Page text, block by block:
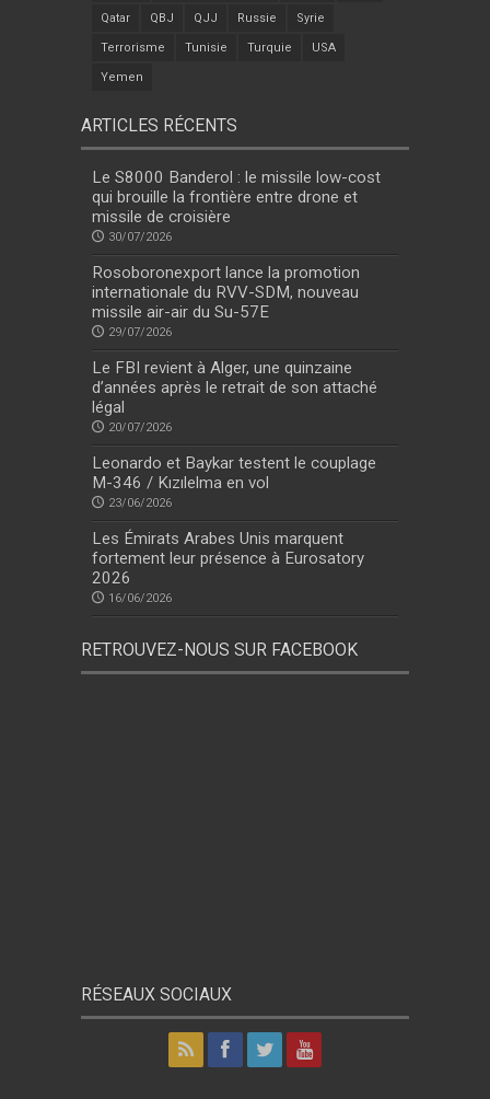
Qatar QBJ QJJ Russie Syrie
Terrorisme Tunisie Turquie USA
Yemen
ARTICLES RÉCENTS
Le S8000 Banderol : le missile low-cost
qui brouille la frontière entre drone et
missile de croisière
30/07/2026
Rosoboronexport lance la promotion
internationale du RVV-SDM, nouveau
missile air-air du Su-57E
29/07/2026
Le FBI revient à Alger, une quinzaine
d’années après le retrait de son attaché
légal
20/07/2026
Leonardo et Baykar testent le couplage
M-346 / Kızılelma en vol
23/06/2026
Les Émirats Arabes Unis marquent
fortement leur présence à Eurosatory
2026
16/06/2026
RETROUVEZ-NOUS SUR FACEBOOK
RÉSEAUX SOCIAUX